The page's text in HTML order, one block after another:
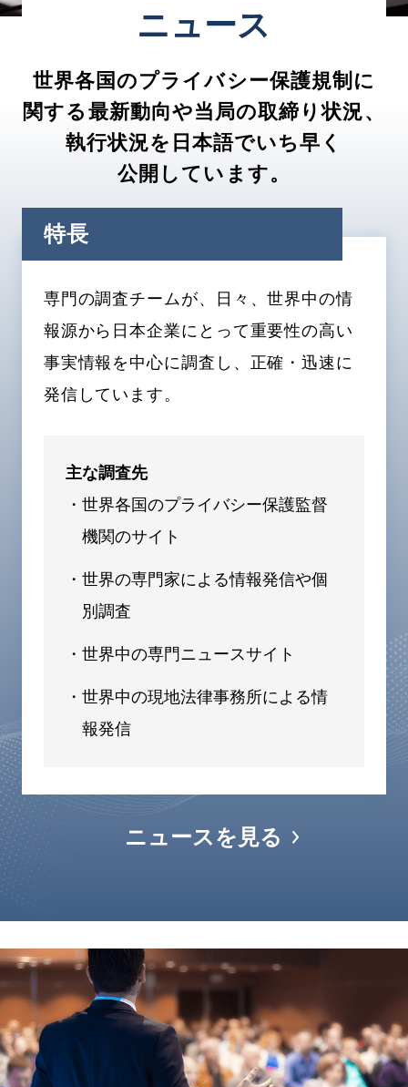
ニュース
世界各国のプライバシー保護規制に
関する最新動向や当局の取締り状況、
執行状況を日本語でいち早く
公開しています。
特長
専門の調査チームが、日々、世界中の情
報源から日本企業にとって重要性の高い
事実情報を中心に調査し、 正確・迅速に
発信しています。
主な調査先
・世界各国のプライバシー保護監督
機関のサイト
・世界の専門家による情報発信や個
別調査
・世界中の専門ニュースサイト
・世界中の現地法律事務所による情
報発信
ニュースを見る